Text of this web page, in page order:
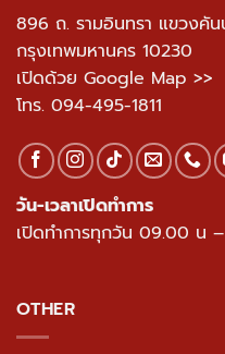
896 ถ. รามอินทรา แขวงคัน
กรุงเทพมหานคร 10230
เปิดด้วย Google Map >>
โทร. 094-495-1811
วัน-เวลาเปิดทำการ
เปิดทำการทุกวัน 09.00 น
OTHER